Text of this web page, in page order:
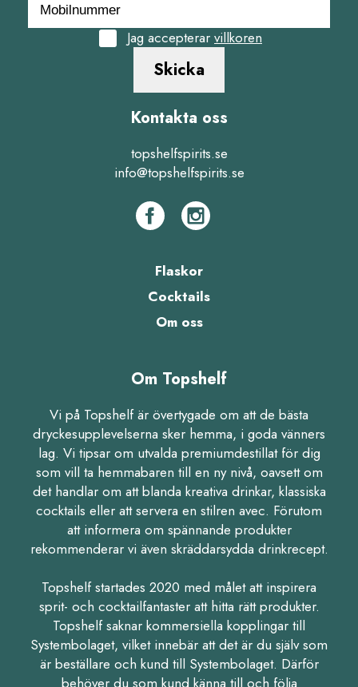
Jag accepterar villkoren
Skicka
Kontakta oss
topshelfspirits.se
info@topshelfspirits.se
Flaskor
Cocktails
Om oss
Om Topshelf
Vi på Topshelf är övertygade om att de bästa
dryckesupplevelserna sker hemma, i goda vänners
lag. Vi tipsar om utvalda premiumdestillat för dig
som vill ta hemmabaren till en ny nivå, oavsett om
det handlar om att blanda kreativa drinkar, klassiska
cocktails eller att servera en stilren avec. Förutom
att informera om spännande produkter
rekommenderar vi även skräddarsydda drinkrecept.
Topshelf startades 2020 med målet att inspirera
sprit- och cocktailfantaster att hitta rätt produkter.
Topshelf saknar kommersiella kopplingar till
Systembolaget, vilket innebär att det är du själv som
är beställare och kund till Systembolaget. Därför
behöver du som kund känna till och följa